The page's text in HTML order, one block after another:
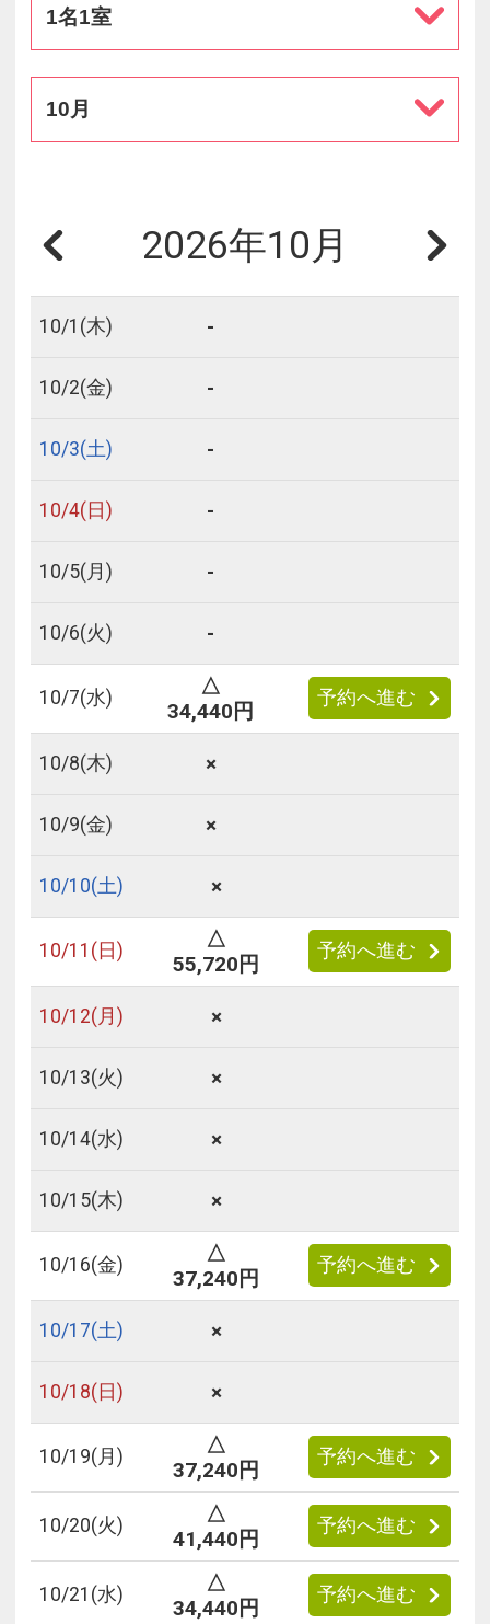
1名1室
10月
2026年10月
10/1 (木) -
10/2(金) -
10/3(土) -
10/4(日) -
10/5(月) -
10/6(火) -
10/7(水)
△
34,440円
予約へ進む
10/8(木) ×
10/9(金) ×
10/10(土) ×
10/11 (日)
△
55,720円
予約へ進む
10/12(月) ×
10/13(火) ×
10/14(水) ×
10/15(木) ×
10/16(金)
△
37,240円
予約へ進む
10/17(土) ×
10/18(日) ×
10/19(月)
△
37,240円
予約へ進む
10/20(火)
△
41,440円
予約へ進む
10/21 (水)
△
34,440円
予約へ進む